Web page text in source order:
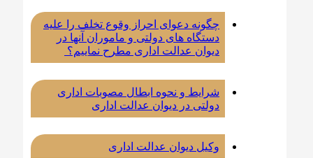
چگونه دعوای احراز وقوع تخلف را علیه
دستگاه های دولتی و ماموران آنها در
دیوان عدالت اداری مطرح نماییم؟
شرایط و نحوه ابطال مصوبات اداری
دولتی در دیوان عدالت اداری
وکیل دیوان عدالت اداری